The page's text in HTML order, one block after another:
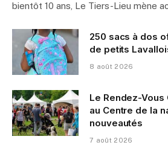
bientôt 10 ans, Le Tiers-Lieu mène
250 sacs à dos
de petits
8 août 2026
Le Rendez-
au Centre de la
nouveautés
7 août 2026